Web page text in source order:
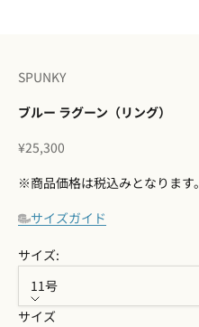
SPUNKY
ブルー ラグーン（リング）
セール価格
¥25,300
※商品価格は税込みとなります。
サイズガイド
サイズ:
11号
サイズ